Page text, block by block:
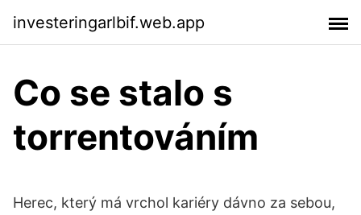
investeringarlbif.web.app
Co se stalo s
torrentováním
Herec, který má vrchol kariéry dávno za sebou,